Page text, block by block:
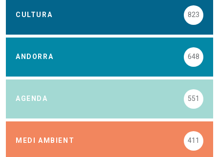
CULTURA 823
ANDORRA 648
AGENDA 551
MEDI AMBIENT 411